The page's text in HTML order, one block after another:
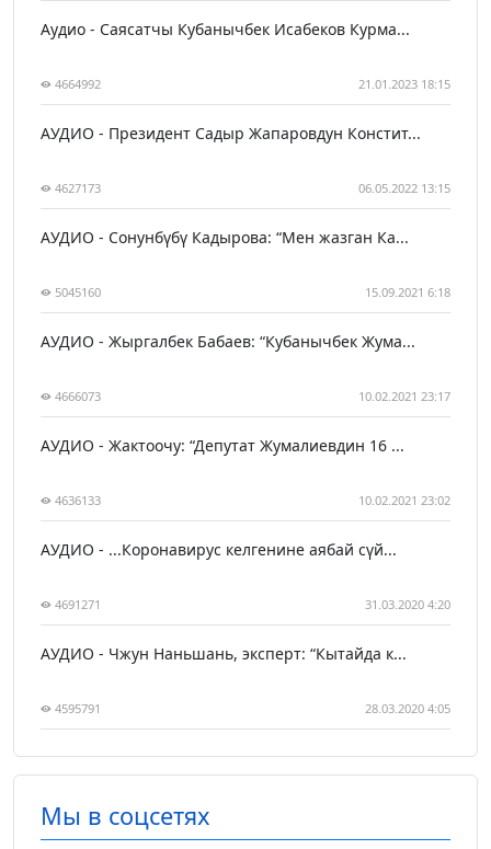
Аудио - Саясатчы Кубанычбек Исабеков Курма...
4664992 21.01.2023 18:15
АУДИО - Президент Садыр Жапаровдун Констит...
4627173 06.05.2022 13:15
АУДИО - Сонунбүбү Кадырова: “Мен жазган Ка...
5045160 15.09.2021 6:18
АУДИО - Жыргалбек Бабаев: “Кубанычбек Жума...
4666073 10.02.2021 23:17
АУДИО - Жактоочу: “Депутат Жумалиевдин 16 ...
4636133 10.02.2021 23:02
АУДИО - ...Коронавирус келгенине аябай сүй...
4691271 31.03.2020 4:20
АУДИО - Чжун Наньшань, эксперт: “Кытайда к...
4595791 28.03.2020 4:05
Мы в соцсетях